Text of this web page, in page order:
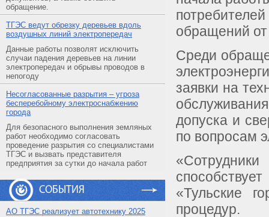
обращение.
ТГЭС ведут обрезку деревьев вдоль
воздушных линий электропередач
Данные работы позволят исключить
случаи падения деревьев на линии
электропередач и обрывы проводов в
непогоду
Несогласованные разрытия – угроза
бесперебойному электроснабжению
города
Для безопасного выполнения земляных
работ необходимо согласовать
проведение разрытия со специалистами
ТГЭС и вызвать представителя
предприятия за сутки до начала работ
СОБЫТИЯ
АO ТГЭС реализует автотехнику 2025
обращений
Среди
заявки на
допуска и
по вопросам
«Тульские
процедур.